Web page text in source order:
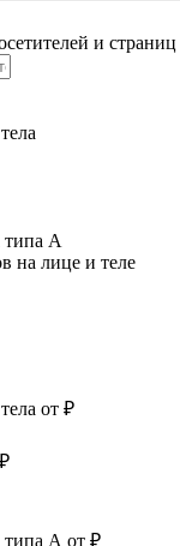
и
типа А
на лице и теле
от ₽
типа А от ₽